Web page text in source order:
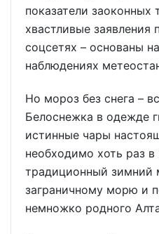
показатели
хвастливые заявления
соцсетях – основаны
наблюдениях
Но мороз без снега –
Белоснежка в одежде
истинные чары
необходимо хоть раз
традиционный зимний
заграничному морю и
немножко родного